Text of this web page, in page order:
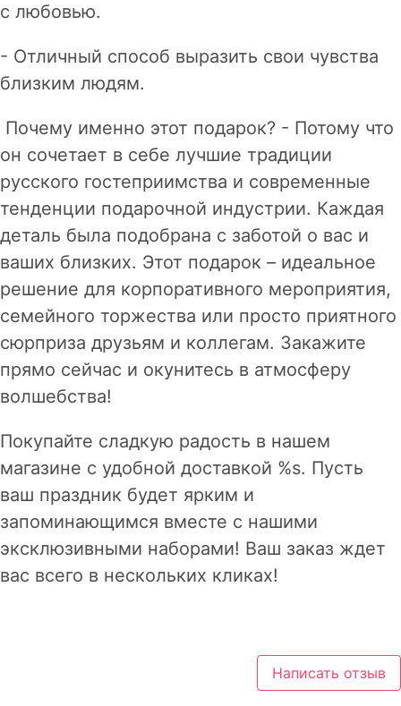
с любовью.
- Отличный способ выразить свои чувства
близким людям.
Почему именно этот подарок? - Потому что
он сочетает в себе лучшие традиции
русского гостеприимства и современные
тенденции подарочной индустрии. Каждая
деталь была подобрана с заботой о вас и
ваших близких. Этот подарок – идеальное
решение для корпоративного мероприятия,
семейного торжества или просто приятного
сюрприза друзьям и коллегам. Закажите
прямо сейчас и окунитесь в атмосферу
волшебства!
Покупайте сладкую радость в нашем
магазине с удобной доставкой %s. Пусть
ваш праздник будет ярким и
запоминающимся вместе с нашими
эксклюзивными наборами! Ваш заказ ждет
вас всего в нескольких кликах!
Написать отзыв